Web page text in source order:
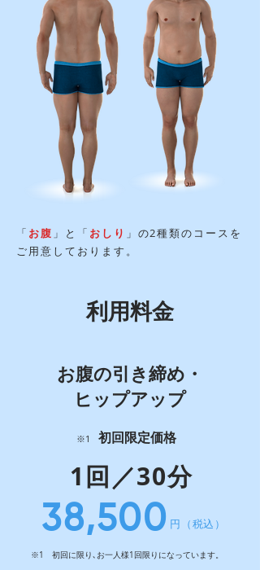
「 お腹 」と「 おしり 」の2種類のコースを
ご用意しております。
​利用料金
​お腹の引き締め・
ヒップアップ
※1 ​初回限定価格
1回／30分
​38,500 円（税込）
※1 初回に限り､お一人様1回限りになっています。